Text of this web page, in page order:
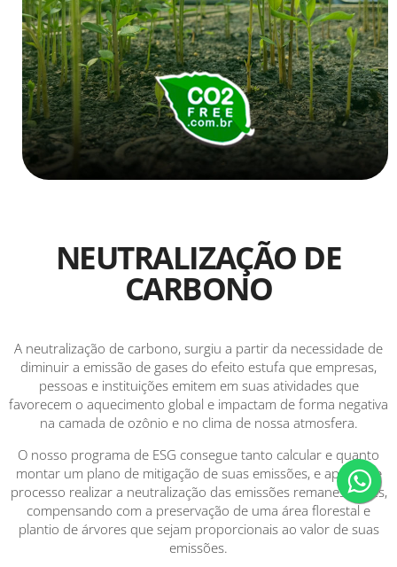
NEUTRALIZAÇÃO DE
CARBONO
A neutralização de carbono, surgiu a partir da necessidade de
diminuir a emissão de gases do efeito estufa que empresas,
pessoas e instituições emitem em suas atividades que
favorecem o aquecimento global e impactam de forma negativa
na camada de ozônio e no clima de nossa atmosfera.
O nosso programa de ESG consegue tanto calcular e quanto
montar um plano de mitigação de suas emissões, e apos este
processo realizar a neutralização das emissões remanescentes,
compensando com a preservação de uma área florestal e
plantio de árvores que sejam proporcionais ao valor de suas
emissões.